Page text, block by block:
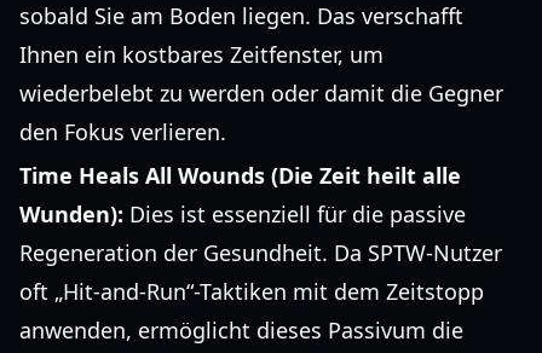
sobald Sie am Boden liegen. Das verschafft
Ihnen ein kostbares Zeitfenster, um
wiederbelebt zu werden oder damit die Gegner
den Fokus verlieren.
Time Heals All Wounds (Die Zeit heilt alle
Wunden): Dies ist essenziell für die passive
Regeneration der Gesundheit. Da SPTW-Nutzer
oft „Hit-and-Run“-Taktiken mit dem Zeitstopp
anwenden, ermöglicht dieses Passivum die